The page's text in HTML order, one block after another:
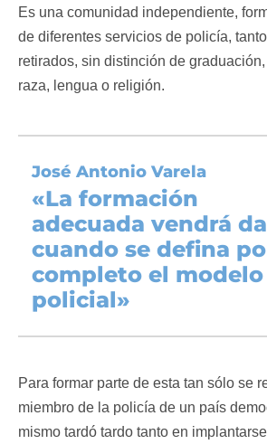
Es una comunidad independiente,
de diferentes servicios de policía,
retirados, sin distinción de
raza, lengua o religión.
José Antonio Varela
«La formación
adecuada vendrá
cuando se defina
completo el modelo
policial»
Para formar parte de esta tan sólo se
miembro de la policía de un país
mismo tardó tardo tanto en